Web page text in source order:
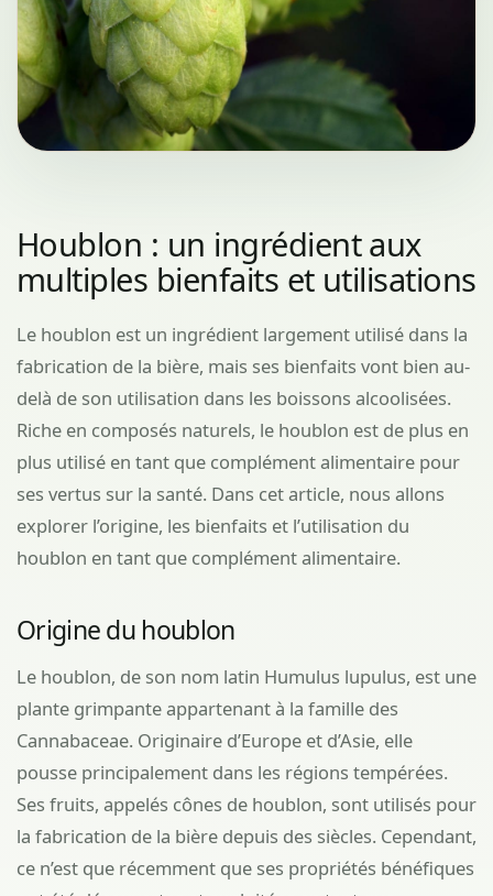
Houblon : un ingrédient aux
multiples bienfaits et utilisations
Le houblon est un ingrédient largement utilisé dans la
fabrication de la bière, mais ses bienfaits vont bien au-
delà de son utilisation dans les boissons alcoolisées.
Riche en composés naturels, le houblon est de plus en
plus utilisé en tant que complément alimentaire pour
ses vertus sur la santé. Dans cet article, nous allons
explorer l’origine, les bienfaits et l’utilisation du
houblon en tant que complément alimentaire.
Origine du houblon
Le houblon, de son nom latin Humulus lupulus, est une
plante grimpante appartenant à la famille des
Cannabaceae. Originaire d’Europe et d’Asie, elle
pousse principalement dans les régions tempérées.
Ses fruits, appelés cônes de houblon, sont utilisés pour
la fabrication de la bière depuis des siècles. Cependant,
ce n’est que récemment que ses propriétés bénéfiques